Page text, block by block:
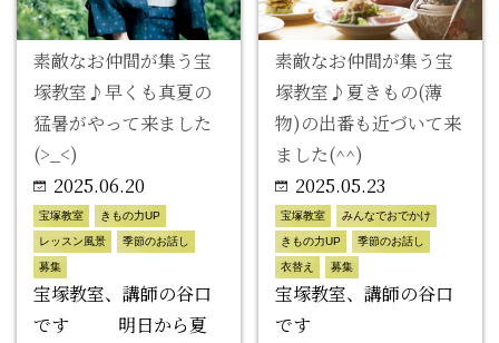
素敵なお仲間が集う宝
塚教室♪早くも真夏の
猛暑がやって来ました
(>_<)
2025.06.20
宝塚教室 きもの力UP
レッスン風景 季節のお話し
募集
宝塚教室、講師の谷口
です 明日から夏
素敵なお仲間が集う宝
塚教室♪夏きもの(薄
物)の出番も近づいて来
ました(^^)
2025.05.23
宝塚教室 みんなでおでかけ
きもの力UP 季節のお話し
衣替え 募集
宝塚教室、講師の谷口
です